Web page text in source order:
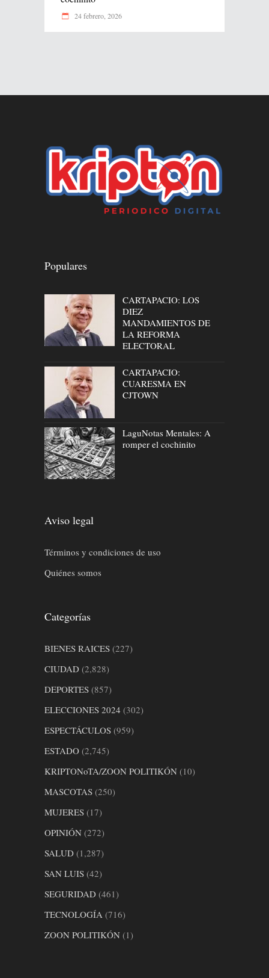
24 febrero, 2026
Populares
CARTAPACIO: LOS
DIEZ
MANDAMIENTOS DE
LA REFORMA
ELECTORAL
CARTAPACIO:
CUARESMA EN
CJTOWN
LaguNotas Mentales: A
romper el cochinito
Aviso legal
Términos y condiciones de uso
Quiénes somos
Categorías
BIENES RAICES (227)
CIUDAD (2,828)
DEPORTES (857)
ELECCIONES 2024 (302)
ESPECTÁCULOS (959)
ESTADO (2,745)
KRIPTONoTA/ZOON POLITIKÓN (10)
MASCOTAS (250)
MUJERES (17)
OPINIÓN (272)
SALUD (1,287)
SAN LUIS (42)
SEGURIDAD (461)
TECNOLOGÍA (716)
ZOON POLITIKÓN (1)